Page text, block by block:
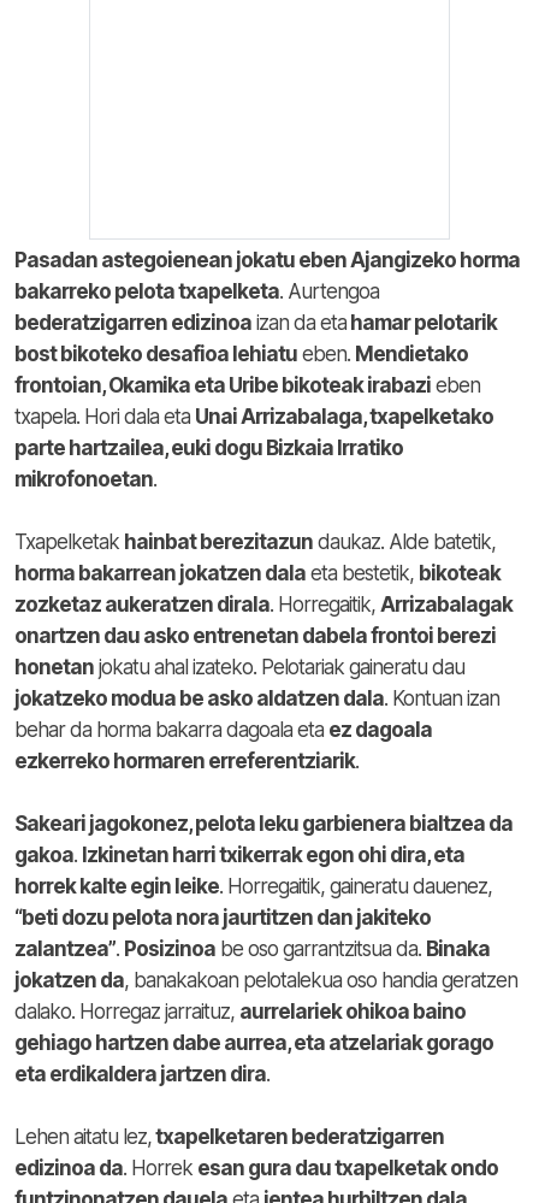
Pasadan astegoienean jokatu eben Ajangizeko horma
bakarreko pelota txapelketa. Aurtengoa
bederatzigarren edizinoa izan da eta hamar pelotarik
bost bikoteko desafioa lehiatu eben. Mendietako
frontoian, Okamika eta Uribe bikoteak irabazi eben
txapela. Hori dala eta Unai Arrizabalaga, txapelketako
parte hartzailea, euki dogu Bizkaia Irratiko
mikrofonoetan.
Txapelketak hainbat berezitazun daukaz. Alde batetik,
horma bakarrean jokatzen dala eta bestetik, bikoteak
zozketaz aukeratzen dirala. Horregaitik, Arrizabalagak
onartzen dau asko entrenetan dabela frontoi berezi
honetan jokatu ahal izateko. Pelotariak gaineratu dau
jokatzeko modua be asko aldatzen dala. Kontuan izan
behar da horma bakarra dagoala eta ez dagoala
ezkerreko hormaren erreferentziarik.
Sakeari jagokonez, pelota leku garbienera bialtzea da
gakoa. Izkinetan harri txikerrak egon ohi dira, eta
horrek kalte egin leike. Horregaitik, gaineratu dauenez,
“beti dozu pelota nora jaurtitzen dan jakiteko
zalantzea”. Posizinoa be oso garrantzitsua da. Binaka
jokatzen da, banakakoan pelotalekua oso handia geratzen
dalako. Horregaz jarraituz, aurrelariek ohikoa baino
gehiago hartzen dabe aurrea, eta atzelariak gorago
eta erdikaldera jartzen dira.
Lehen aitatu lez,txapelketaren bederatzigarren
edizinoa da. Horrek esan gura dau txapelketak ondo